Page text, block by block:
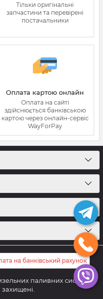
Тільки оригінальні
запчастини та перевірені
постачальники
Оплата картою онлайн
Оплата на сайті
здійснюється банківською
картою через онлайн-сервіс
WayForPay
паливних систем.